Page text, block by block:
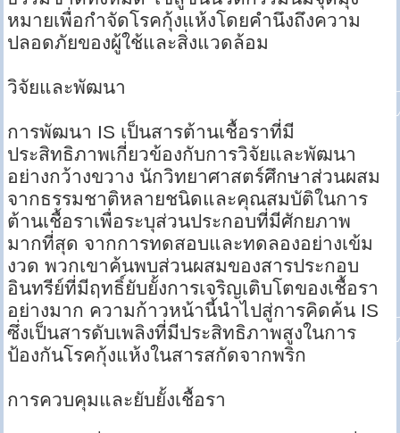
หมายเพื่อกำจัดโรคกุ้งแห้งโดยคำนึงถึงความ
ปลอดภัยของผู้ใช้และสิ่งแวดล้อม
วิจัยและพัฒนา
การพัฒนา IS เป็นสารต้านเชื้อราที่มี
ประสิทธิภาพเกี่ยวข้องกับการวิจัยและพัฒนา
อย่างกว้างขวาง นักวิทยาศาสตร์ศึกษาส่วนผสม
จากธรรมชาติหลายชนิดและคุณสมบัติในการ
ต้านเชื้อราเพื่อระบุส่วนประกอบที่มีศักยภาพ
มากที่สุด จากการทดสอบและทดลองอย่างเข้ม
งวด พวกเขาค้นพบส่วนผสมของสารประกอบ
อินทรีย์ที่มีฤทธิ์ยับยั้งการเจริญเติบโตของเชื้อรา
อย่างมาก ความก้าวหน้านี้นำไปสู่การคิดค้น IS
ซึ่งเป็นสารดับเพลิงที่มีประสิทธิภาพสูงในการ
ป้องกันโรคกุ้งแห้งในสารสกัดจากพริก
การควบคุมและยับยั้งเชื้อรา